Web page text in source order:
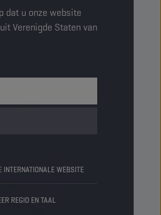
dat u onze website
Verenigde Staten van
INTERNATIONALE WEBSITE
REGIO EN TAAL
-22 °C. De speciale
tegen opnieuw
straatvuil snel. Het heeft